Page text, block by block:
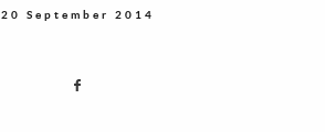
20 September 2014